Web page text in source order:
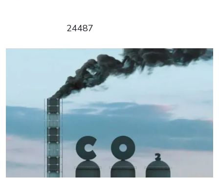
24487